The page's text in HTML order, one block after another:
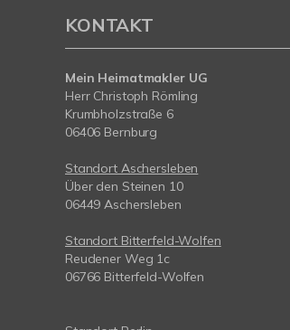
KONTAKT
Mein Heimatmakler UG
Herr Christoph Römling
Krumbholzstraße 6
06406 Bernburg
Standort Aschersleben
Über den Steinen 10
06449 Aschersleben
Standort Bitterfeld-Wolfen
Reudener Weg 1c
06766 Bitterfeld-Wolfen